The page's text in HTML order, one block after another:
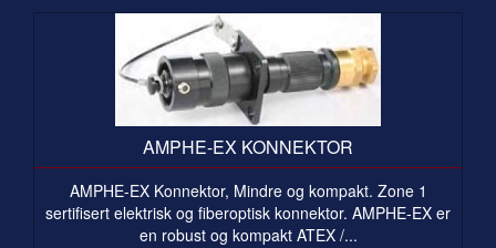
AMPHE-EX KONNEKTOR
AMPHE-EX Konnektor, Mindre og kompakt. Zone 1
sertifisert elektrisk og fiberoptisk konnektor. AMPHE-EX er
en robust og kompakt ATEX /...